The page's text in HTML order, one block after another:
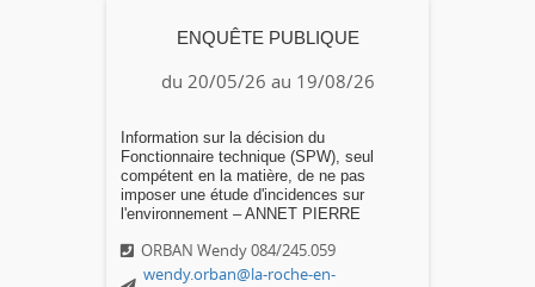
ENQUÊTE PUBLIQUE
du 20/05/26 au 19/08/26
Information sur la décision du
Fonctionnaire technique (SPW), seul
compétent en la matière, de ne pas
imposer une étude d'incidences sur
l'environnement – ANNET PIERRE
ORBAN Wendy 084/245.059
wendy.orban@la-roche-en-